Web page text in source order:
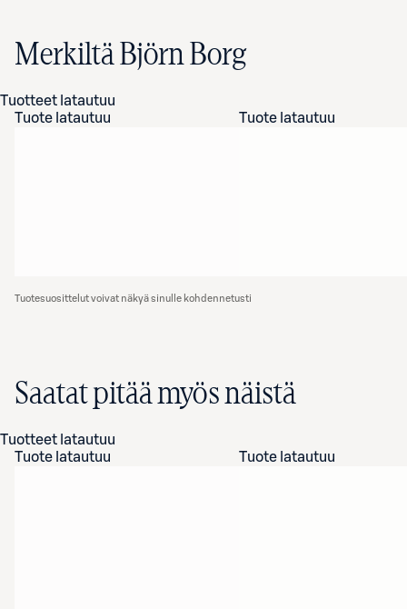
Merkiltä Björn Borg
Tuotteet latautuu
Tuote latautuu
Tuote latautuu
Tuotesuosittelut voivat näkyä sinulle kohdennetusti
Saatat pitää myös näistä
Tuotteet latautuu
Tuote latautuu
Tuote latautuu